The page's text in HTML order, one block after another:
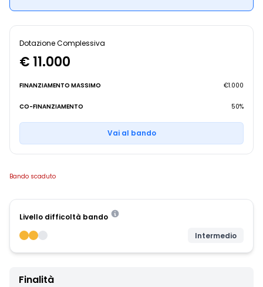
Dotazione Complessiva
€ 11.000
FINANZIAMENTO MASSIMO €1.000
CO-FINANZIAMENTO 50%
Vai al bando
Bando scaduto
Livello difficoltà bando
Intermedio
Finalità